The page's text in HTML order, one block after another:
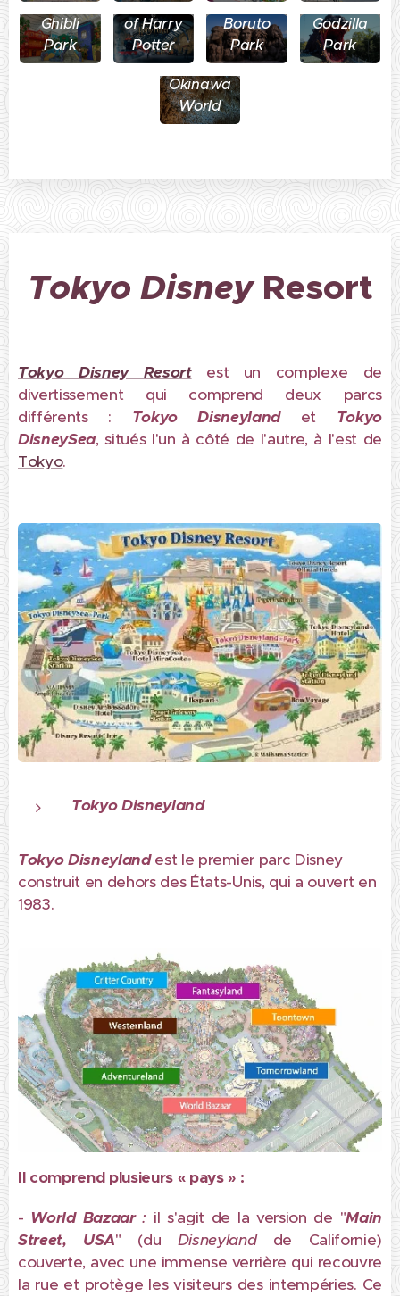
Ghibli
Park
of Harry
Potter
Boruto
Park
Godzilla
Park
Okinawa
World
Tokyo Disney Resort
Tokyo Disney Resortest un complexe de
divertissement qui comprend deux parcs
différents : Tokyo Disneyland et Tokyo
DisneySea, situés l'un à côté de l'autre, à l'est de
Tokyo.
Tokyo Disneyland
Tokyo Disneylandest le premier parc Disney
construit en dehors des États-Unis, qui a ouvert en
1983.
Il comprend plusieurs « pays » :
- World Bazaar: il s'agit de la version de "Main
Street, USA" (du Disneylandde Californie)
couverte, avec une immense verrière qui recouvre
la rue et protège les visiteurs des intempéries. Ce